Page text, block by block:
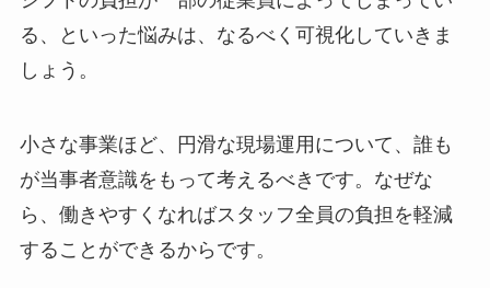
る、といった悩みは、なるべく可視化していきま
しょう。
小さな事業ほど、円滑な現場運用について、誰も
が当事者意識をもって考えるべきです。なぜな
ら、働きやすくなればスタッフ全員の負担を軽減
することができるからです。